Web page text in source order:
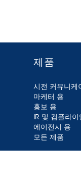
제품
시전 커뮤니케
마케터 용
홍보 용
IR 및 컴플라
에이전시 용
모든 제품